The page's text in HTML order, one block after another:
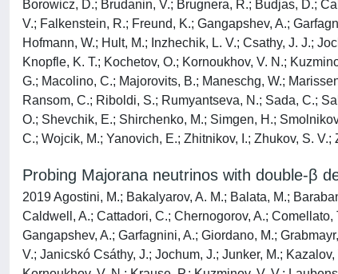
Borowicz, D.; Brudanin, V.; Brugnera, R.; Budjas, D.;
V.; Falkenstein, R.; Freund, K.; Gangapshev, A.;
Hofmann, W.; Hult, M.; Inzhechik, L. V.; Csathy, J. J.;
Knopfle, K. T.; Kochetov, O.; Kornoukhov, V. N.;
G.; Macolino, C.; Majorovits, B.; Maneschg, W.;
Ransom, C.; Riboldi, S.; Rumyantseva, N.; Sada, C.;
O.; Shevchik, E.; Shirchenko, M.; Simgen, H.;
C.; Wojcik, M.; Yanovich, E.; Zhitnikov, I.; Zhukov, S.
Probing Majorana neutrinos with double-β
2019 Agostini, M.; Bakalyarov, A. M.; Balata, M.;
Caldwell, A.; Cattadori, C.; Chernogorov, A.;
Gangapshev, A.; Garfagnini, A.; Giordano, M.;
V.; Janicskó Csáthy, J.; Jochum, J.; Junker, M.;